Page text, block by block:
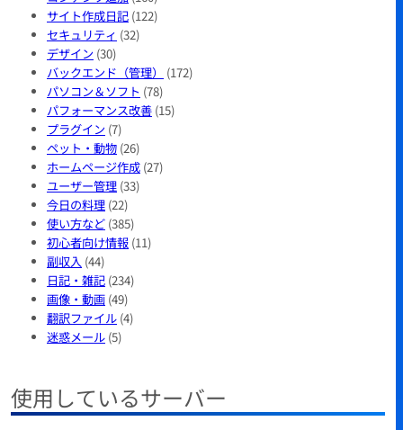
サイト作成日記 (122)
セキュリティ (32)
デザイン (30)
バックエンド（管理）
(172)
パソコン＆ソフト (78)
パフォーマンス改善 (15)
プラグイン (7)
ペット・動物 (26)
ホームページ作成 (27)
ユーザー管理 (33)
今日の料理 (22)
使い方など (385)
初心者向け情報 (11)
副収入 (44)
日記・雑記 (234)
画像・動画 (49)
翻訳ファイル (4)
迷惑メール (5)
使用しているサーバー